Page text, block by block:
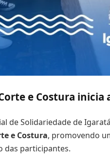
e Costura
de Solidariedade deIgaratá
e Costura, promovendo
das participantes.